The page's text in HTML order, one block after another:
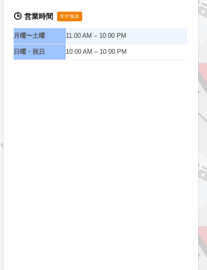
🕒 営業時間 年中無休
月曜〜土曜 11:00 AM – 10:00 PM
日曜・祝日 10:00 AM – 10:00 PM